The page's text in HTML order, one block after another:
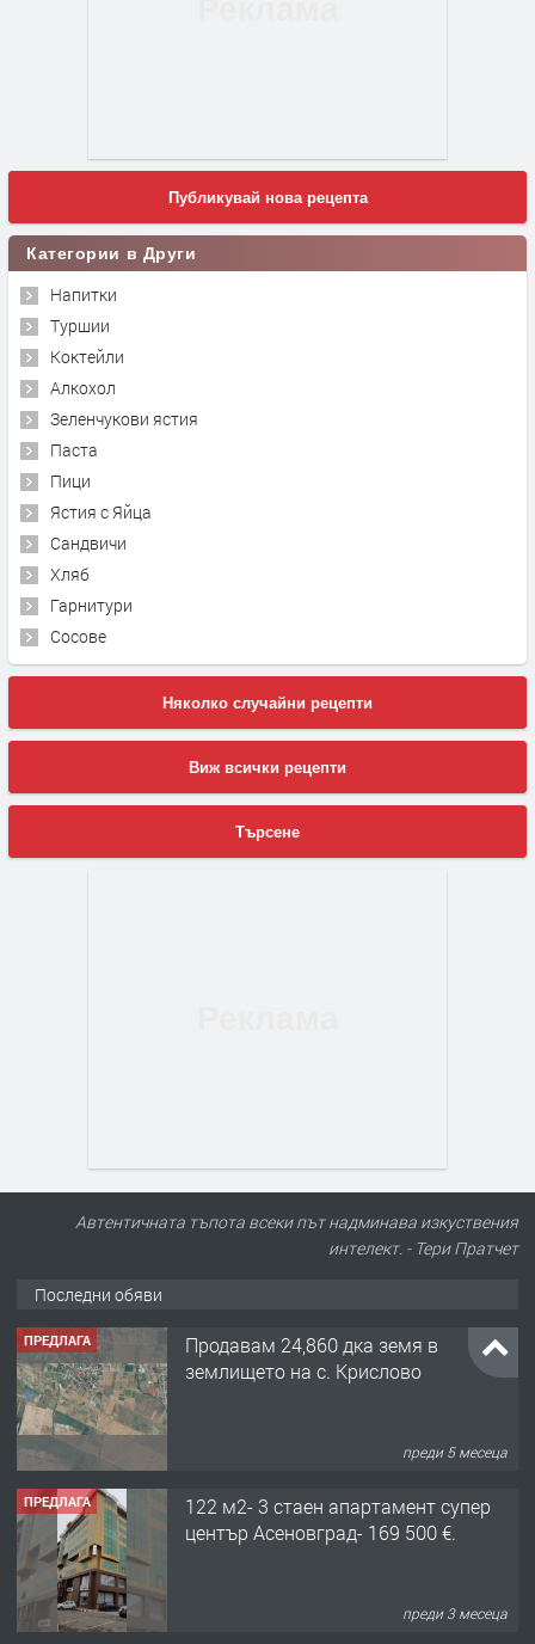
Публикувай нова рецепта
Категории в Други
Напитки
Туршии
Коктейли
Алкохол
Зеленчукови ястия
Паста
Пици
Ястия с Яйца
Сандвичи
Хляб
Гарнитури
Сосове
Няколко случайни рецепти
Виж всички рецепти
Търсене
Автентичната тъпота всеки път надминава изкуствения
интелект. - Тери Пратчет
Последни обяви
ПРЕДЛАГА
Продавам 24,860 дка земя в
землището на с. Крислово
преди 5 месеца
ПРЕДЛАГА
122 м2- 3 стаен апартамент супер
център Асеновград- 169 500 €.
преди 3 месеца